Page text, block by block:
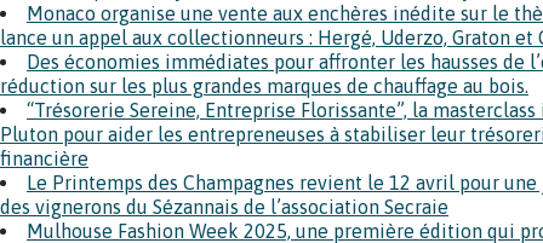
Monaco organise une vente aux enchères inédite sur le
lance un appel aux collectionneurs : Hergé, Uderzo, Graton et
Des économies immédiates pour affronter les hausses de
réduction sur les plus grandes marques de chauffage au bois.
“Trésorerie Sereine, Entreprise Florissante”, la
Pluton pour aider les entrepreneuses à stabiliser leur
financière
Le Printemps des Champagnes revient le 12 avril pour
des vignerons du Sézannais de l’association Secraie
Mulhouse Fashion Week 2025, une première édition qui